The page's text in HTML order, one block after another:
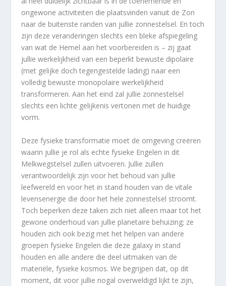
ongewone activiteiten die plaatsvinden vanuit de Zon
naar de buitenste randen van jullie zonnestelsel. En toch
zijn deze veranderingen slechts een bleke afspiegeling
van wat de Hemel aan het voorbereiden is – zij gaat
jullie werkelijkheid van een beperkt bewuste dipolaire
(met gelijke doch tegengestelde lading) naar een
volledig bewuste monopolaire werkelijkheid
transformeren. Aan het eind zal jullie zonnestelsel
slechts een lichte gelijkenis vertonen met de huidige
vorm.
Deze fysieke transformatie moet de omgeving creëren
waarin jullie je rol als echte fysieke Engelen in dit
Melkwegstelsel zullen uitvoeren. Jullie zullen
verantwoordelijk zijn voor het behoud van jullie
leefwereld en voor het in stand houden van de vitale
levensenergie die door het hele zonnestelsel stroomt.
Toch beperken deze taken zich niet alleen maar tot het
gewone onderhoud van jullie planetaire behuizing; ze
houden zich ook bezig met het helpen van andere
groepen fysieke Engelen die deze galaxy in stand
houden en alle andere die deel uitmaken van de
materiële, fysieke kosmos. We begrijpen dat, op dit
moment, dit voor jullie nogal overweldigd lijkt te zijn,